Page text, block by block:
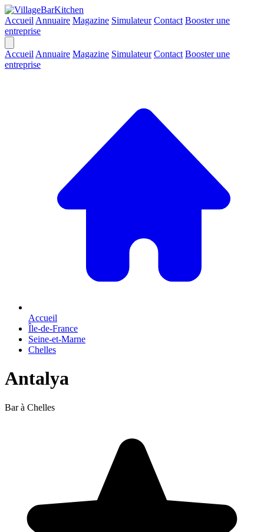
Accueil Annuaire Magazine Simulateur Contact Booster une
entreprise
Accueil Annuaire Magazine Simulateur Contact Booster une
entreprise
Accueil
Île-de-France
Seine-et-Marne
Chelles
Antalya
Bar à Chelles